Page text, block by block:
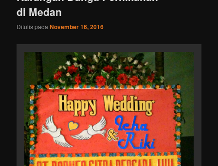
di Medan
Ditulis padaNovember 16, 2016